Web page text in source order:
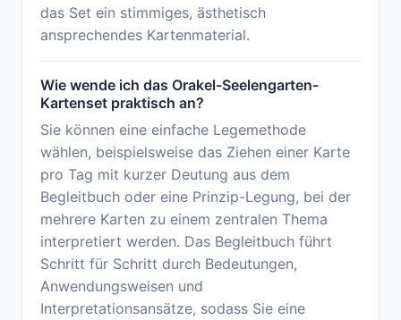
das Set ein stimmiges, ästhetisch
ansprechendes Kartenmaterial.
Wie wende ich das Orakel-Seelengarten-
Kartenset praktisch an?
Sie können eine einfache Legemethode
wählen, beispielsweise das Ziehen einer Karte
pro Tag mit kurzer Deutung aus dem
Begleitbuch oder eine Prinzip-Legung, bei der
mehrere Karten zu einem zentralen Thema
interpretiert werden. Das Begleitbuch führt
Schritt für Schritt durch Bedeutungen,
Anwendungsweisen und
Interpretationsansätze, sodass Sie eine